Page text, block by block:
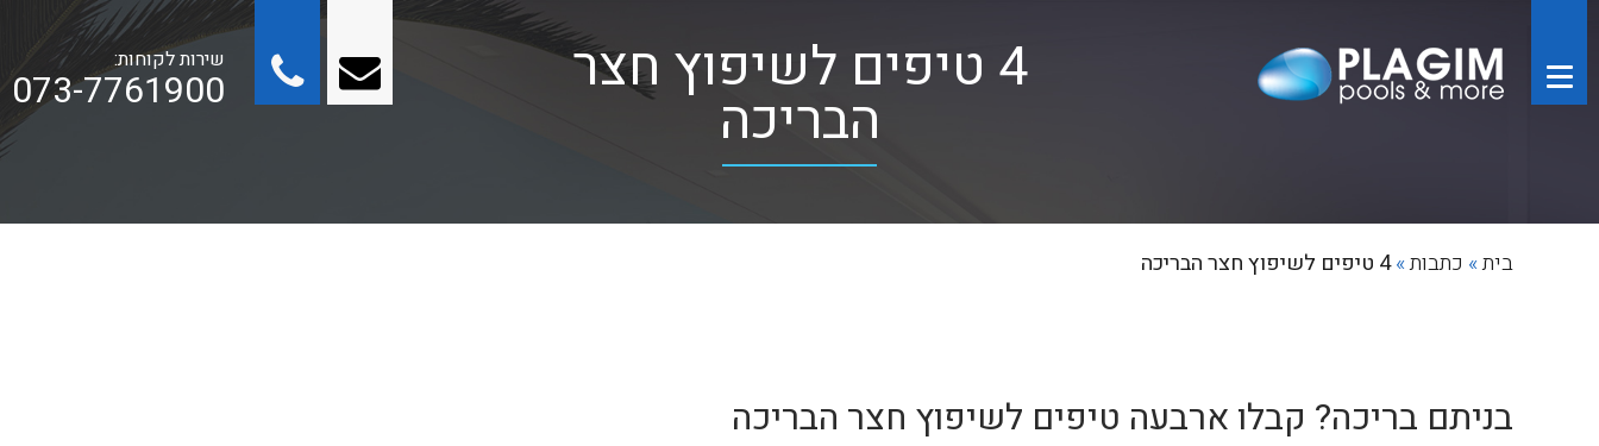
שירות לקוחות:
073-7761900 4 טיפים לשיפוץ חצר
הבריכה
בית» כתבות»4 טיפים לשיפוץ חצר הבריכה
בניתם בריכה? קבלו ארבעה טיפים לשיפוץ חצר הבריכה